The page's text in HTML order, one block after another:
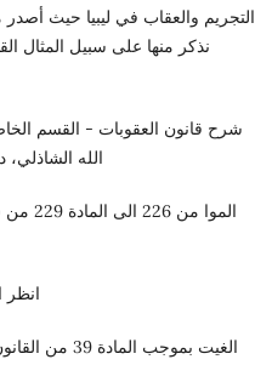
التجريم والعقاب في ليبيا حيث
شرح قانون العقوبات - القسم
الله الشاذلي، دار
انظر